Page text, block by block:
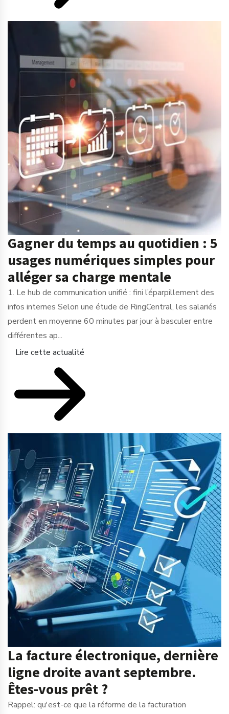
Gagner du temps au quotidien : 5
usages numériques simples pour
alléger sa charge mentale
1. Le hub de communication unifié : fini l’éparpillement des
infos internes Selon une étude de RingCentral, les salariés
perdent en moyenne 60 minutes par jour à basculer entre
différentes ap...
Lire cette actualité
La facture électronique, dernière
ligne droite avant septembre.
Êtes-vous prêt ?
Rappel: qu'est-ce que la réforme de la facturation